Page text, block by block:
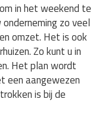
in het weekend te
zo veel
omzet. Het is ook
Zo kunt u in
Het plan wordt
een aangewezen
is bij de